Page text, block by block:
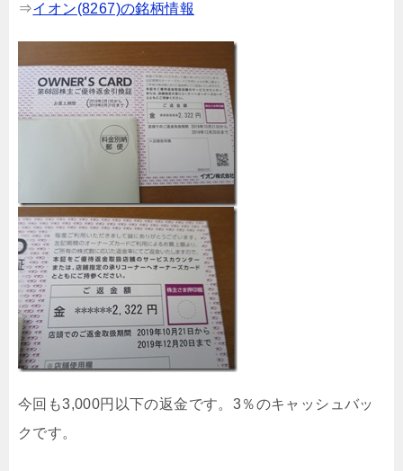
⇒イオン(8267)の銘柄情報
今回も3,000円以下の返金です。3％のキャッシュバッ
クです。